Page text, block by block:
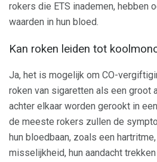
rokers die ETS inademen, hebben
waarden in hun bloed.
Kan roken leiden tot
Ja, het is mogelijk om CO-
roken van sigaretten als een groot
achter elkaar worden gerookt in
de meeste rokers zullen de
hun bloedbaan, zoals een
misselijkheid, hun aandacht